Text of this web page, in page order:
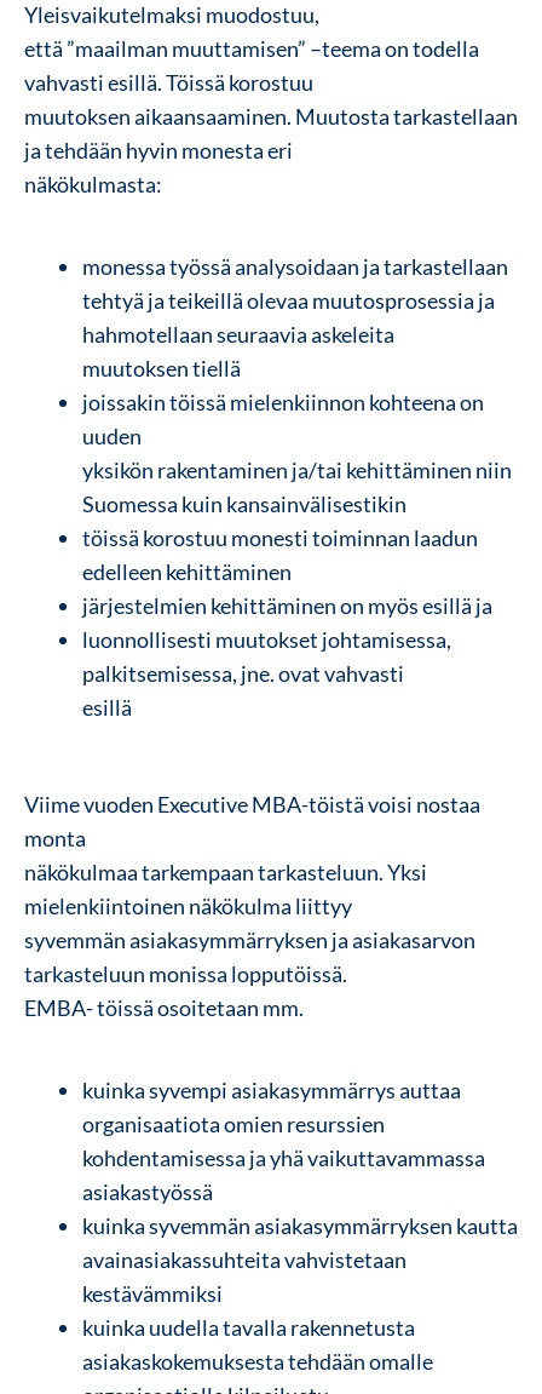
Yleisvaikutelmaksi muodostuu,
että ”maailman muuttamisen” –teema on todella
vahvasti esillä. Töissä korostuu
muutoksen aikaansaaminen. Muutosta tarkastellaan
ja tehdään hyvin monesta eri
näkökulmasta:
monessa työssä analysoidaan ja tarkastellaan
tehtyä ja teikeillä olevaa muutosprosessia ja
hahmotellaan seuraavia askeleita
muutoksen tiellä
joissakin töissä mielenkiinnon kohteena on
uuden
yksikön rakentaminen ja/tai kehittäminen niin
Suomessa kuin kansainvälisestikin
töissä korostuu monesti toiminnan laadun
edelleen kehittäminen
järjestelmien kehittäminen on myös esillä ja
luonnollisesti muutokset johtamisessa,
palkitsemisessa, jne. ovat vahvasti
esillä
Viime vuoden Executive MBA-töistä voisi nostaa
monta
näkökulmaa tarkempaan tarkasteluun. Yksi
mielenkiintoinen näkökulma liittyy
syvemmän asiakasymmärryksen ja asiakasarvon
tarkasteluun monissa lopputöissä.
EMBA- töissä osoitetaan mm.
kuinka syvempi asiakasymmärrys auttaa
organisaatiota omien resurssien
kohdentamisessa ja yhä vaikuttavammassa
asiakastyössä
kuinka syvemmän asiakasymmärryksen kautta
avainasiakassuhteita vahvistetaan
kestävämmiksi
kuinka uudella tavalla rakennetusta
asiakaskokemuksesta tehdään omalle